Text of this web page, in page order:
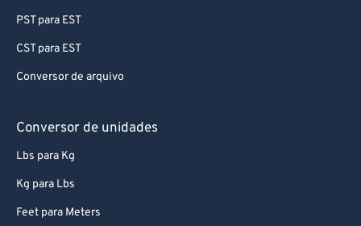
PST para EST
CST para EST
Conversor de arquivo
Conversor de unidades
Lbs para Kg
Kg para Lbs
Feet para Meters